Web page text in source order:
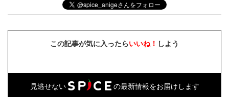
この記事が気に入ったらいいね！ しよう
見逃せない の最新情報をお届けします